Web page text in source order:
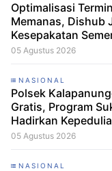
Optimalisasi
Memanas, Dishub
Kesepakatan
Ketegangan
05 Agustus 2026
NASIONAL
Polsek
Gratis, Program
Hadirkan
05 Agustus 2026
NASIONAL